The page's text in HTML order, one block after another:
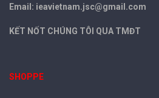
Email: ieavietnam.jsc@gmail.com
KẾT NỐT CHÚNG TÔI QUA TMĐT
SHOPPE